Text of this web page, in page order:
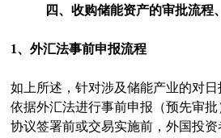
四、收购储能资产的审批流程
1、外汇法事前申报流程
如上所述，针对涉及储能产业的对
依据外汇法进行事前申报（预先审
协议签署前或交易实施前，外国投